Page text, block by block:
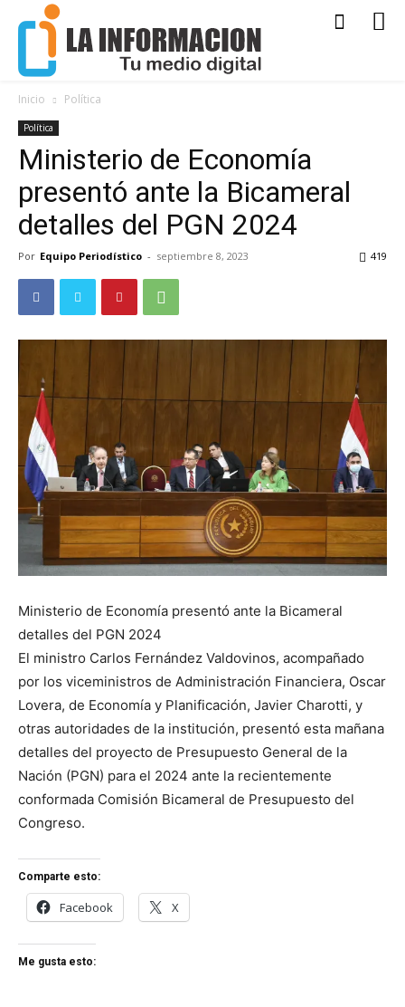
Inicio Política
Política
Ministerio de Economía
presentó ante la Bicameral
detalles del PGN 2024
Por Equipo Periodístico - septiembre 8, 2023 419
Ministerio de Economía presentó ante la Bicameral
detalles del PGN 2024
El ministro Carlos Fernández Valdovinos, acompañado
por los viceministros de Administración Financiera, Oscar
Lovera, de Economía y Planificación, Javier Charotti, y
otras autoridades de la institución, presentó esta mañana
detalles del proyecto de Presupuesto General de la
Nación (PGN) para el 2024 ante la recientemente
conformada Comisión Bicameral de Presupuesto del
Congreso.
Comparte esto:
Facebook X
Me gusta esto: